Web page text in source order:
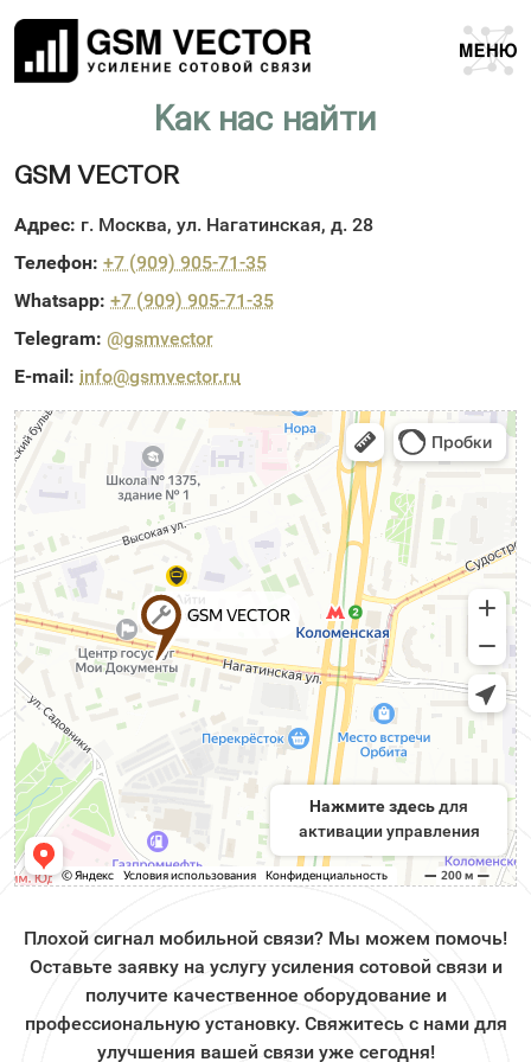
Как нас найти
GSM VECTOR
Адрес: г. Москва, ул. Нагатинская, д. 28
Телефон: +7 (909) 905-71-35
Whatsapp: +7 (909) 905-71-35
Telegram: @gsmvector
E-mail: info@gsmvector.ru
Нажмите здесьдля
активации управления
Плохой сигнал мобильной связи? Мы можем помочь!
Оставьте заявку на услугу усиления сотовой связи и
получите качественное оборудование и
профессиональную установку. Свяжитесь с нами для
улучшения вашей связи уже сегодня!